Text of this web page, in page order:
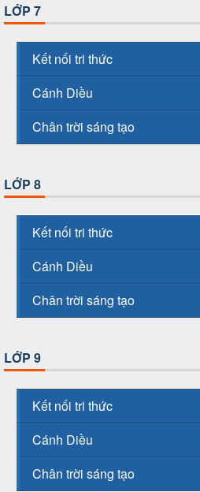
LỚP 7
Kết nối tri thức
Cánh Diều
Chân trời sáng tạo
LỚP 8
Kết nối tri thức
Cánh Diều
Chân trời sáng tạo
LỚP 9
Kết nối tri thức
Cánh Diều
Chân trời sáng tạo